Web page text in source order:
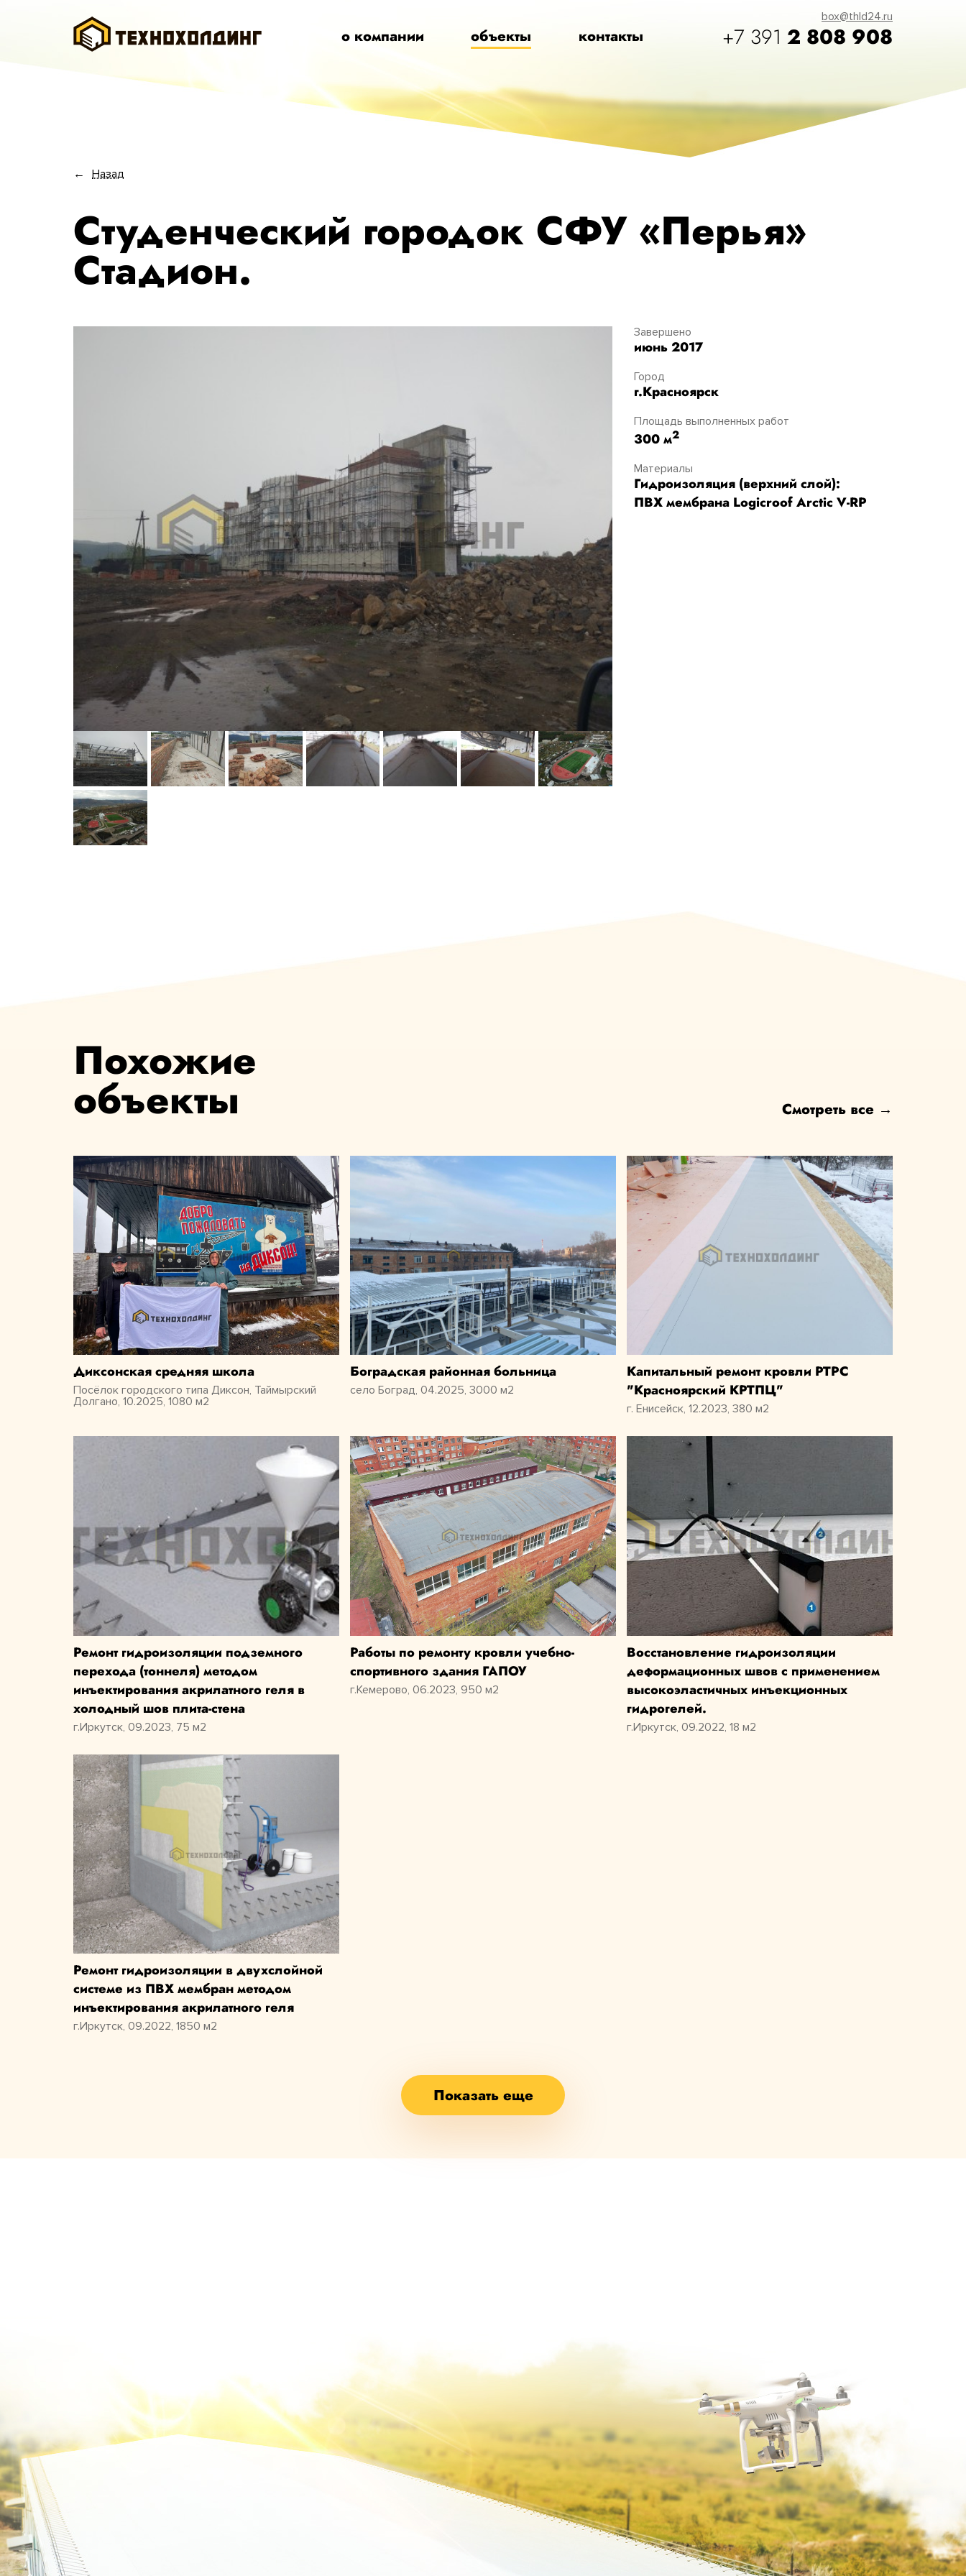
о компании объекты контакты
box@thld24.ru
+7 391 2 808 908
← Назад
Студенческий городок СФУ «Перья»
Стадион.
Завершено
июнь 2017
Город
г.Красноярск
Площадь выполненных работ
300 м2
Материалы
Гидроизоляция (верхний слой):
ПВХ мембрана Logicroof Arctic V-RP
Похожие
объекты Смотреть все →
Диксонская средняя школа
Посёлок городского типа Диксон, Таймырский
Долгано, 10.2025, 1080 м2
Боградская районная больница
село Боград, 04.2025, 3000 м2
Капитальный ремонт кровли РТРС
"Красноярский КРТПЦ"
г. Енисейск, 12.2023, 380 м2
Ремонт гидроизоляции подземного
перехода (тоннеля) методом
инъектирования акрилатного геля в
холодный шов плита-стена
г.Иркутск, 09.2023, 75 м2
Работы по ремонту кровли учебно-
спортивного здания ГАПОУ
г.Кемерово, 06.2023, 950 м2
Восстановление гидроизоляции
деформационных швов с применением
высокоэластичных инъекционных
гидрогелей.
г.Иркутск, 09.2022, 18 м2
Ремонт гидроизоляции в двухслойной
системе из ПВХ мембран методом
инъектирования акрилатного геля
г.Иркутск, 09.2022, 1850 м2
Показать еще